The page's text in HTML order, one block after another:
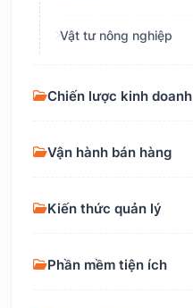
Vật tư nông nghiệp
Chiến lược kinh doanh
Vận hành bán hàng
Kiến thức quản lý
Phần mềm tiện ích